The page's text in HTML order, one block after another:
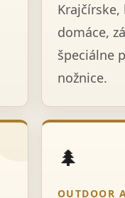
Krajčírske,
domáce,
špeciálne
nožnice.
🌲
OUTDOOR